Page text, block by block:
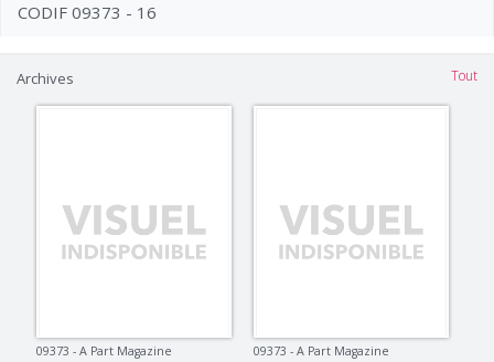
CODIF 09373 - 16
Archives Tout
09373 - A Part Magazine 09373 - A Part Magazine